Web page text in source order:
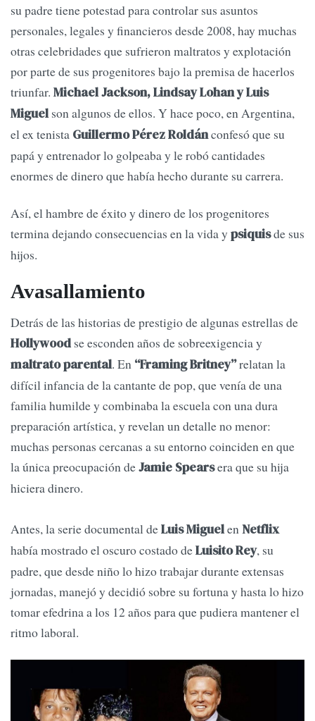
su padre tiene potestad para controlar sus asuntos
personales, legales y financieros desde 2008, hay muchas
otras celebridades que sufrieron maltratos y explotación
por parte de sus progenitores bajo la premisa de hacerlos
triunfar. Michael Jackson, Lindsay Lohan y Luis
Miguelson algunos de ellos. Y hace poco, en Argentina,
el ex tenista Guillermo Pérez Roldánconfesó que su
papá y entrenador lo golpeaba y le robó cantidades
enormes de dinero que había hecho durante su carrera.
Así, el hambre de éxito y dinero de los progenitores
termina dejando consecuencias en la vida y psiquisde sus
hijos.
Avasallamiento
Detrás de las historias de prestigio de algunas estrellas de
Hollywood se esconden años de sobreexigencia y
maltrato parental. En “Framing Britney”relatan la
difícil infancia de la cantante de pop, que venía de una
familia humilde y combinaba la escuela con una dura
preparación artística, y revelan un detalle no menor:
muchas personas cercanas a su entorno coinciden en que
la única preocupación deJamie Spearsera que su hija
hiciera dinero.
Antes, la serie documental deLuis Miguelen Netflix
había mostrado el oscuro costado deLuisito Rey, su
padre, que desde niño lo hizo trabajar durante extensas
jornadas, manejó y decidió sobre su fortuna y hasta lo hizo
tomar efedrina a los 12 años para que pudiera mantener el
ritmo laboral.